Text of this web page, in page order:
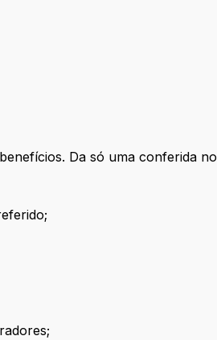
Da só uma conferida no